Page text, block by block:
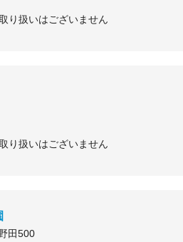
り扱いはございません
り扱いはございません
田500